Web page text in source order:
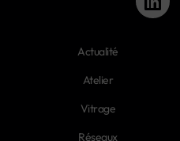
Actualité
Atelier
Vitrage
Réseaux